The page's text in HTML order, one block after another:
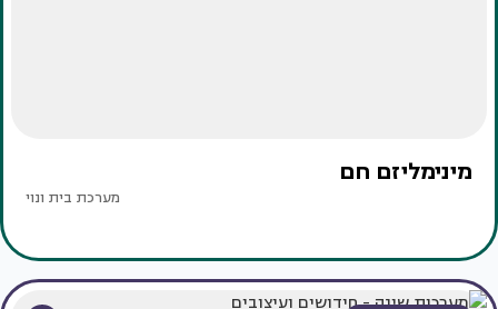
מינימליזם חם
מערכת בית ונוי